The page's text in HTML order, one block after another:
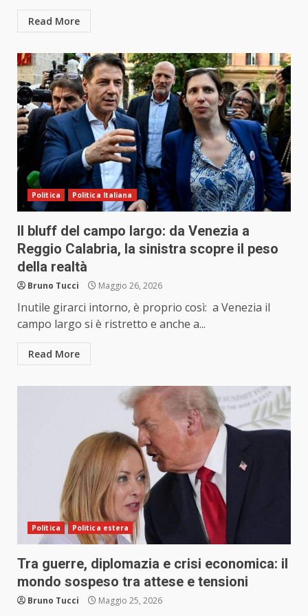
Read More
Politica Politica Italiana
Il bluff del campo largo: da Venezia a
Reggio Calabria, la sinistra scopre il peso
della realtà
Bruno Tucci Maggio 26, 2026
Inutile girarci intorno, è proprio così: a Venezia il
campo largo si è ristretto e anche a...
Read More
Politica Politica estera
Tra guerre, diplomazia e crisi economica: il
mondo sospeso tra attese e tensioni
Bruno Tucci Maggio 25, 2026